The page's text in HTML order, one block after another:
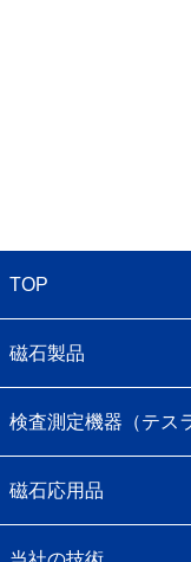
TOP
磁石製品
検査測定機器（テス
磁石応用品